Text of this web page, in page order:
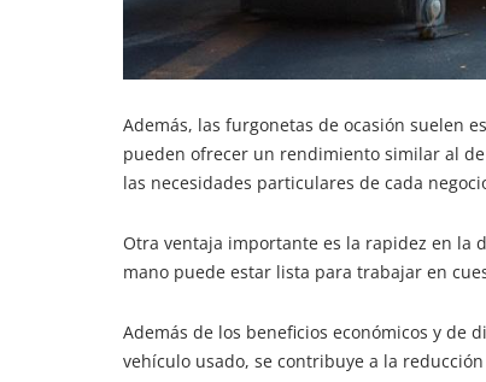
Además, las furgonetas de ocasión suelen
pueden ofrecer un rendimiento similar al
las necesidades particulares de cada
Otra ventaja importante es la rapidez en la
mano puede estar lista para trabajar en
Además de los beneficios económicos y
vehículo usado, se contribuye a la